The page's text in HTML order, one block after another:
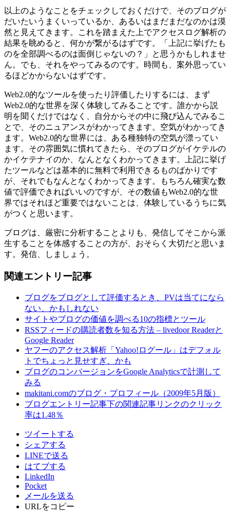
以上のようなことをチェックしておくだけで、そのブログが
だいたいうまくいっているか、あるいはまだまだなのかは漠
然と見えてきます。これを踏まえた上でアクセスログ解析の
結果を眺めると、何かが繋がるはずです。「上記に挙げたも
のを全部調べるのは面倒じゃないの？」と思うかもしれませ
ん。でも、それをやってみるのです。時間も、案外思ってい
るほどかからないはずです。
Web2.0的なツールを使ったり評価したりするには、まず
Web2.0的な世界を深く体験してみることです。誰かから説
明を聞くだけではなく、自分からその中に飛び込んでみるこ
とで、そのニュアンスがわかってきます。空気がわかってき
ます。Web2.0的な世界には、ある種独特の空気が漂ってい
ます。その雰囲気に慣れてきたら、そのブログがイケテルの
かイケテナイのか、なんとなくわかってきます。上記に挙げ
たツールなどは基本的に無料で利用できるものばかりです
が、それでもなんとなくわかってきます。もちろん確実な数
値で評価できればいいのですが、その数値もWeb2.0的な世
界ではそれほど重要ではないことは、体験しているうちに気
がつくと思います。
ブログは、厳密に分析することよりも、発信してそこから派
生することを体感することの方が、おそらく大切だと思いま
す。発信、しましょう。
関連エントリー記事
ブログをブログとして評価するとき、PVは当てになら
ない、かもしれない
サイトやブログの価値を調べる10の指標とツール
RSSフィードの購読者数を知る方法 – livedoor Readerと
Google Reader
ヤフーのアクセス解析「Yahoo!ログール」はデフォル
トでちょっと見せすぎ、かも
ブログのコンバージョンをGoogle Analyticsで計測して
みる
makitani.comのブログ・プロフィール（2009年5月版）
ブログエントリー記事下の関連記事リンクのクリック
率は1.48％
ツイートする
シェアする
LINEで送る
はてブする
LinkedIn
Pocket
メールを送る
URLをコピー